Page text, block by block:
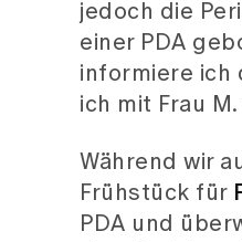
jedoch die
einer PDA
informiere ich
ich mit Frau
Während wir
Frühstück für
PDA und